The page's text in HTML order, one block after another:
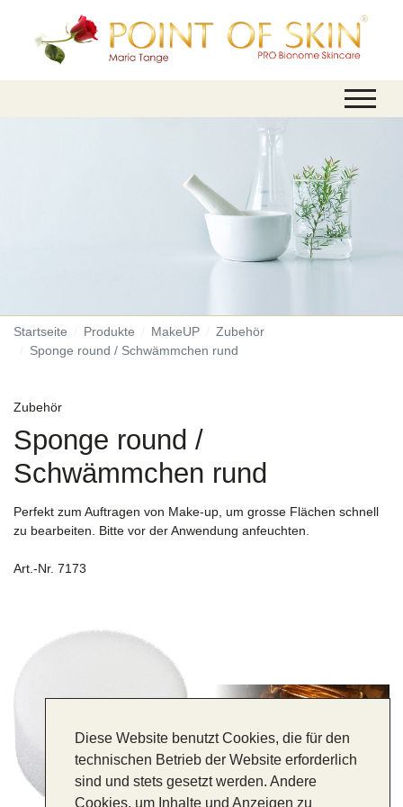
Diese Website benutzt Cookies, die für den
technischen Betrieb der Website erforderlich
sind und stets gesetzt werden. Andere
Cookies, um Inhalte und Anzeigen zu
Startseite Produkte MakeUP
Zubehör
Sponge round / Schwämmchen rund
Zubehör
Sponge round /
Schwämmchen rund
Perfekt zum Auftragen von Make-up, um grosse Flächen schnell
zu bearbeiten. Bitte vor der Anwendung anfeuchten.
Art.-Nr. 7173